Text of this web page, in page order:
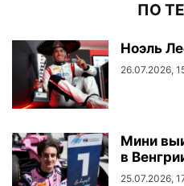
ПО
Ноэль
26.07.2026,
Мини
в
25.07.2026,